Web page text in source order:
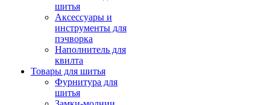
шитья
Аксессуары и
инструменты для
пэчворка
Наполнитель для
квилта
Товары для шитья
Фурнитура для
шитья